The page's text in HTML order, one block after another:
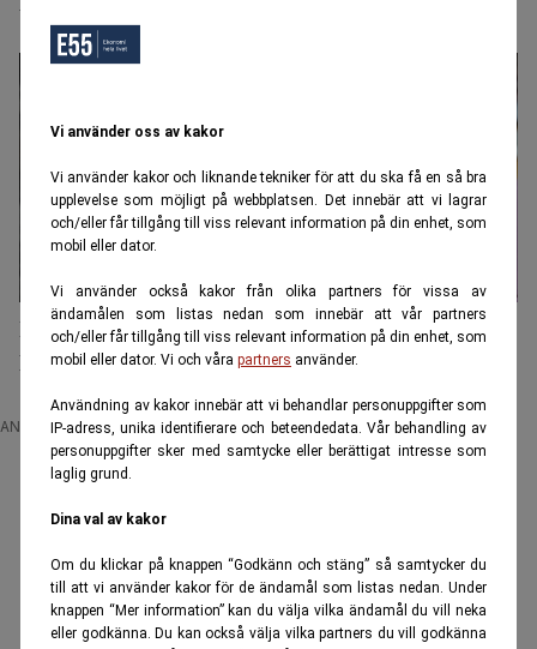
Vi använder oss av kakor
Vi använder kakor och liknande tekniker för att du ska få en så bra
upplevelse som möjligt på webbplatsen. Det innebär att vi lagrar
och/eller får tillgång till viss relevant information på din enhet, som
mobil eller dator.
Vi använder också kakor från olika partners för vissa av
ändamålen som listas nedan som innebär att vår partners
och/eller får tillgång till viss relevant information på din enhet, som
mobil eller dator. Vi och våra partners använder.
Användning av kakor innebär att vi behandlar personuppgifter som
IP-adress, unika identifierare och beteendedata. Vår behandling av
personuppgifter sker med samtycke eller berättigat intresse som
laglig grund.
Dina val av kakor
Om du klickar på knappen “Godkänn och stäng” så samtycker du
till att vi använder kakor för de ändamål som listas nedan. Under
knappen “Mer information” kan du välja vilka ändamål du vill neka
eller godkänna. Du kan också välja vilka partners du vill godkänna
bedragarnas nya metoder
Regeringen slår mot sms-bedrägerier – nya regler
kan stoppa i förväg
ANNONS